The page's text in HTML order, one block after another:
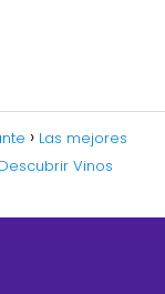
Las mejores
Vinos